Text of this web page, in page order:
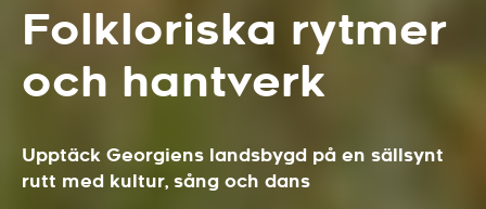
Folkloriska rytmer
och hantverk
Upptäck Georgiens landsbygd på en sällsynt
rutt med kultur, sång och dans